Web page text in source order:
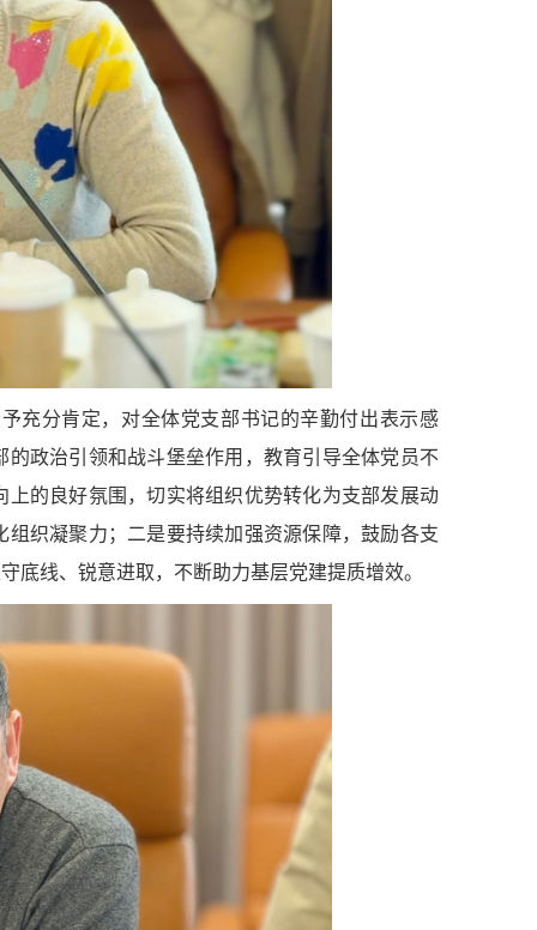
充分肯定，对全体党支部书记的辛勤付出表示感
政治引领和战斗堡垒作用，教育引导全体党员不
的良好氛围，切实将组织优势转化为支部发展动
织凝聚力；二是要持续加强资源保障，鼓励各支
底线、锐意进取，不断助力基层党建提质增效。